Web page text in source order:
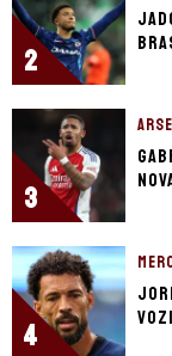
2
3
4